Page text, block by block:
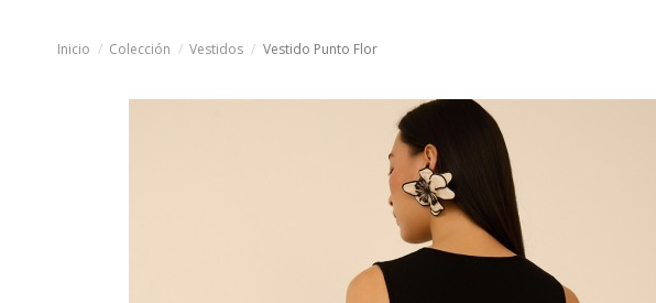
Inicio Colección Vestidos Vestido Punto Flor